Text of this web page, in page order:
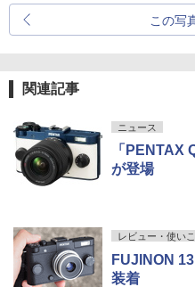
この写
関連記事
ニュース
「PENTAX
が登場
レビュー・使い
FUJINON
装着